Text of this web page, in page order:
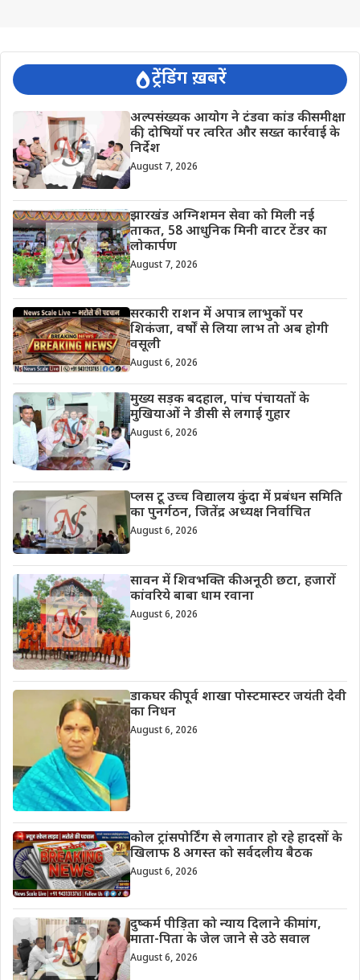
ट्रेंडिंग ख़बरें
अल्पसंख्यक आयोग ने टंडवा कांड की समीक्षा
की, दोषियों पर त्वरित और सख्त कार्रवाई के
निर्देश
August 7, 2026
झारखंड अग्निशमन सेवा को मिली नई
ताकत, 58 आधुनिक मिनी वाटर टेंडर का
लोकार्पण
August 7, 2026
सरकारी राशन में अपात्र लाभुकों पर
शिकंजा, वर्षों से लिया लाभ तो अब होगी
वसूली
August 6, 2026
मुख्य सड़क बदहाल, पांच पंचायतों के
मुखियाओं ने डीसी से लगाई गुहार
August 6, 2026
प्लस टू उच्च विद्यालय कुंदा में प्रबंधन समिति
का पुनर्गठन, जितेंद्र अध्यक्ष निर्वाचित
August 6, 2026
सावन में शिवभक्ति की अनूठी छटा, हजारों
कांवरिये बाबा धाम रवाना
August 6, 2026
डाकघर की पूर्व शाखा पोस्टमास्टर जयंती देवी
का निधन
August 6, 2026
कोल ट्रांसपोर्टिंग से लगातार हो रहे हादसों के
खिलाफ 8 अगस्त को सर्वदलीय बैठक
August 6, 2026
दुष्कर्म पीड़िता को न्याय दिलाने की मांग,
माता-पिता के जेल जाने से उठे सवाल
August 6, 2026